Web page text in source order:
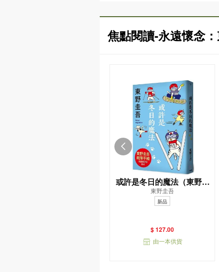
焦點閱讀-永遠懷念
或許是冬日的魔法（東野圭
吾親自繪製貓咪插畫限定書
衣版）
東野圭吾
新品
$ 127.00
由一本供貨